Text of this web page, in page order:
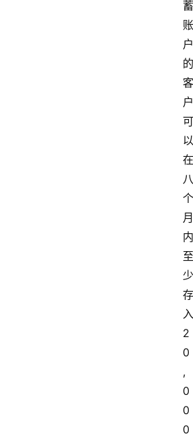
蓄
账
户
的
客
户
可
以
在
八
个
月
内
至
少
存
入
2
0
,
0
0
0